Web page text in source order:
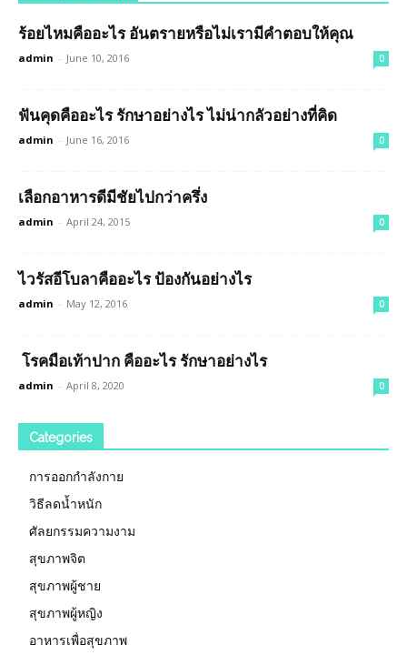
ร้อยไหมคืออะไร อันตรายหรือไม่เรามีคำตอบให้คุณ
admin - June 10, 2016 0
ฟันคุดคืออะไร รักษาอย่างไร ไม่น่ากลัวอย่างที่คิด
admin - June 16, 2016 0
เลือกอาหารดีมีชัยไปกว่าครึ่ง
admin - April 24, 2015 0
ไวรัสอีโบลาคืออะไร ป้องกันอย่างไร
admin - May 12, 2016 0
โรคมือเท้าปาก คืออะไร รักษาอย่างไร
admin - April 8, 2020 0
Categories
การออกกำลังกาย
วิธีลดน้ำหนัก
ศัลยกรรมความงาม
สุขภาพจิต
สุขภาพผู้ชาย
สุขภาพผู้หญิง
อาหารเพื่อสุขภาพ